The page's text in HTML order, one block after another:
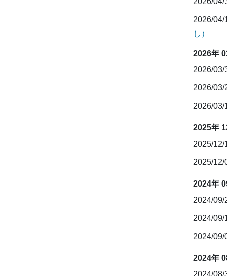
2026/
し）
2026年
2026/
2026/
2026/
2025年
2025/
2025/
2024年
2024/
2024/
2024/
2024年
2024/